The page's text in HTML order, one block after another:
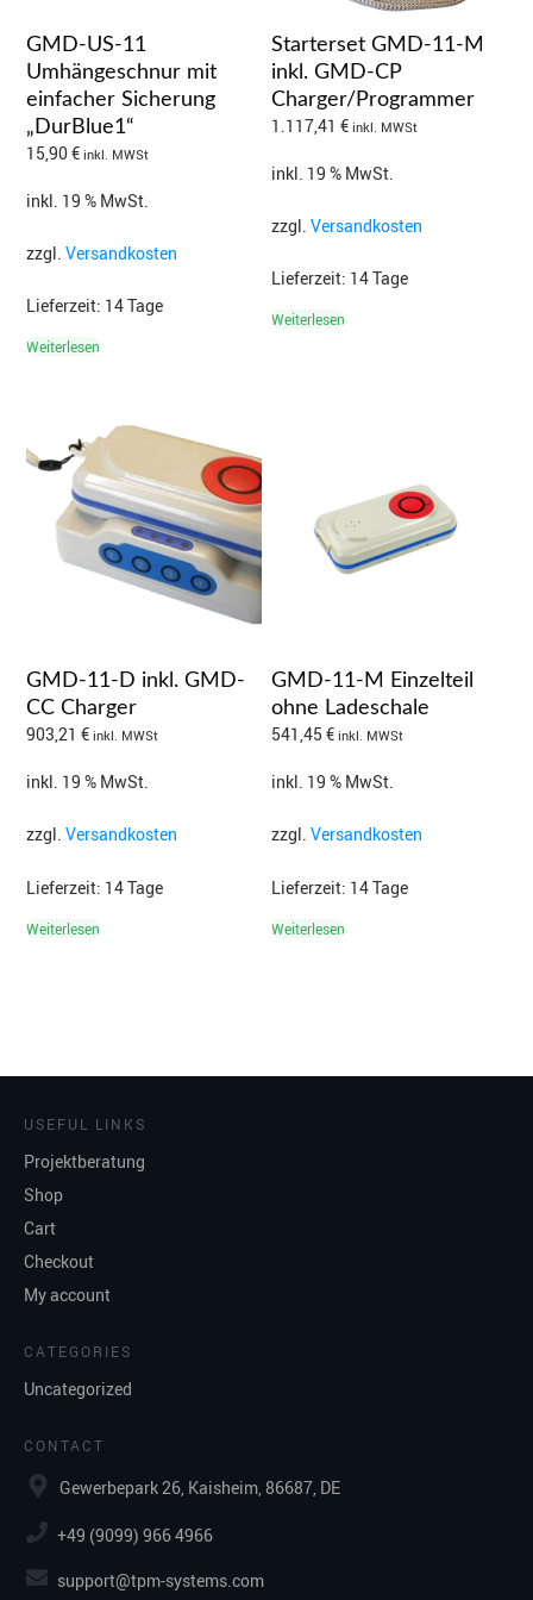
GMD-US-11
Umhängeschnur mit
einfacher Sicherung
„DurBlue1“
15,90 € inkl. MWSt
inkl. 19 % MwSt.
zzgl. Versandkosten
Lieferzeit: 14 Tage
Weiterlesen
Starterset GMD-11-M
inkl. GMD-CP
Charger/Programmer
1.117,41€ inkl. MWSt
inkl. 19 % MwSt.
zzgl.Versandkosten
Lieferzeit: 14 Tage
Weiterlesen
GMD-11-D inkl. GMD-
CC Charger
903,21 € inkl. MWSt
inkl. 19 % MwSt.
zzgl. Versandkosten
Lieferzeit: 14 Tage
Weiterlesen
GMD-11-M Einzelteil
ohne Ladeschale
541,45€ inkl. MWSt
inkl. 19 % MwSt.
zzgl.Versandkosten
Lieferzeit: 14 Tage
Weiterlesen
USEFUL LINKS
Projektberatung
Shop
Cart
Checkout
My account
CATEGORIES
Uncategorized
CONTACT
Gewerbepark 26, Kaisheim, 86687, DE
+49 (9099) 966 4966
support@tpm-systems.com